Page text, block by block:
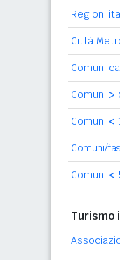
Regioni
Città
Comuni
Comuni >
Comuni <
Comuni/
Comuni <
Turismo